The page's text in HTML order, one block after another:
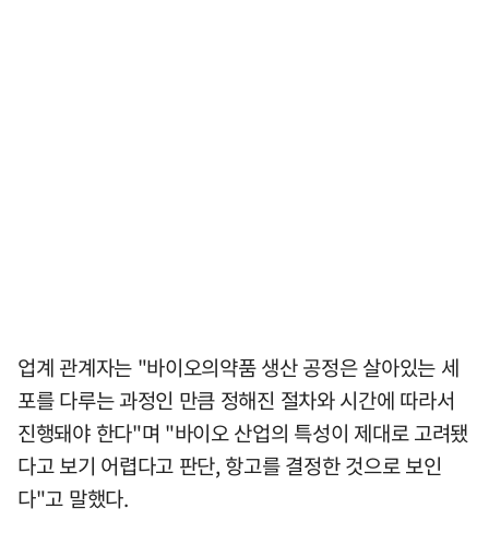
업계 관계자는 "바이오의약품 생산 공정은 살아있는 세
포를 다루는 과정인 만큼 정해진 절차와 시간에 따라서
진행돼야 한다"며 "바이오 산업의 특성이 제대로 고려됐
다고 보기 어렵다고 판단, 항고를 결정한 것으로 보인
다"고 말했다.